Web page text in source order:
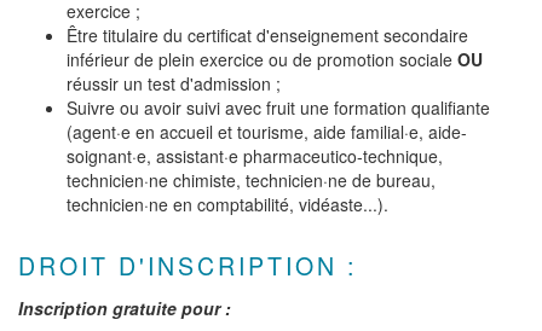
exercice ;
Être titulaire du certificat d'enseignement secondaire
inférieur de plein exercice ou de promotion sociale OU
réussir un test d'admission ;
Suivre ou avoir suivi avec fruit une formation qualifiante
(agent·e en accueil et tourisme, aide familial·e, aide-
soignant·e, assistant·e pharmaceutico-technique,
technicien·ne chimiste, technicien·ne de bureau,
technicien·ne en comptabilité, vidéaste...).
DROIT D'INSCRIPTION :
Inscription gratuite pour :